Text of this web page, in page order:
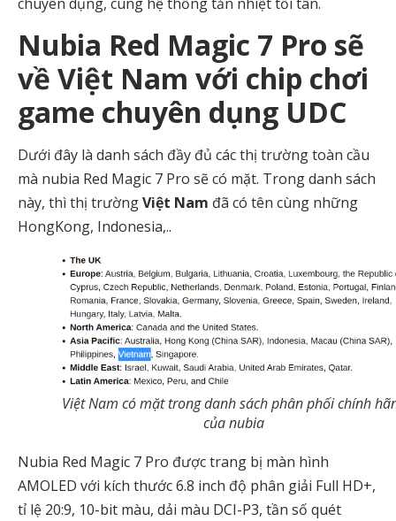
Nubia Red Magic 7 Pro sẽ
về Việt Nam với chip chơi
game chuyên dụng UDC
Dưới đây là danh sách đầy đủ các thị trường toàn cầu
mà nubia Red Magic 7 Pro sẽ có mặt. Trong danh sách
này, thì thị trườngViệt Nam đã có tên cùng những
HongKong, Indonesia,..
Việt Nam có mặt trong danh sách phân phối chính
của nubia
Nubia Red Magic 7 Pro được trang bị màn hình
AMOLED với kích thước 6.8 inch độ phân giải Full HD+,
tỉ lệ 20:9, 10-bit màu, dải màu DCI-P3, tần số quét